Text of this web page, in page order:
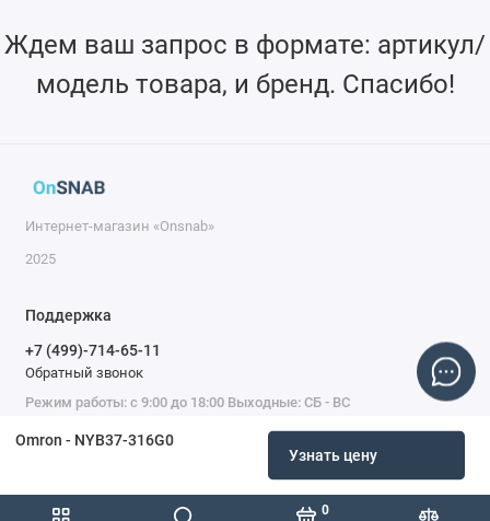
0
Omron - NYB37-316G0
Узнать цену
Ждем ваш запрос в формате: артикул/
модель товара, и бренд. Спасибо!
Интернет-магазин «Onsnab»
2025
Поддержка
+7 (499)-714-65-11
Обратный звонок
Режим работы: с 9:00 до 18:00 Выходные: СБ - ВС